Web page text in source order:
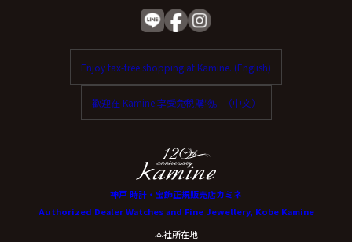
Enjoy tax-free shopping at Kamine. (English)
歡迎在 Kamine 享受免稅購物。（中文）
神戸 時計・宝飾正規販売店カミネ
Authorized Dealer Watches and Fine Jewellery, Kobe Kamine
本社所在地